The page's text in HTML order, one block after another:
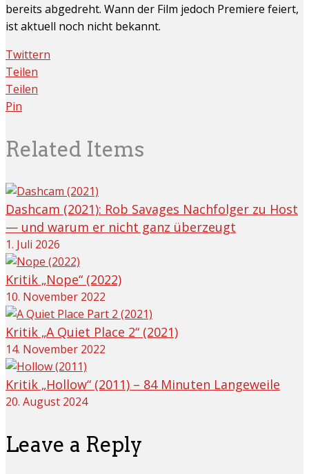
bereits abgedreht. Wann der Film jedoch Premiere feiert,
ist aktuell noch nicht bekannt.
Twittern
Teilen
Teilen
Pin
Related Items
Dashcam (2021): Rob Savages Nachfolger zu Host
— und warum er nicht ganz überzeugt
1. Juli 2026
Kritik „Nope“ (2022)
10. November 2022
Kritik „A Quiet Place 2“ (2021)
14. November 2022
Kritik „Hollow“ (2011) – 84 Minuten Langeweile
20. August 2024
Leave a Reply